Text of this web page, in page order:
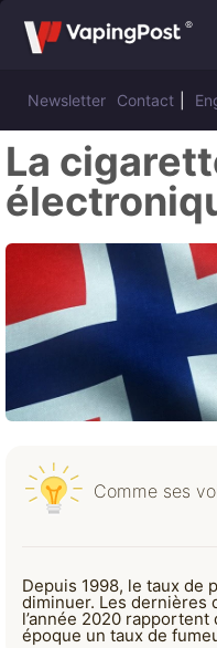
Newsletter Contact
La
Comme ses
Depuis 1998, le taux de
diminuer. Les dernières
l’année 2020
époque un taux de